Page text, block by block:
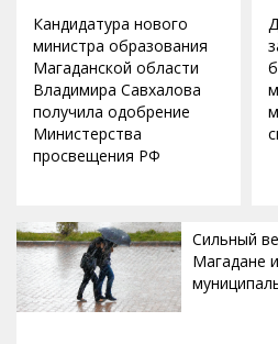
Кандидатура нового
министра образования
Магаданской области
Владимира Савхалова
получила одобрение
Министерства
просвещения РФ
Сильный
Магадане